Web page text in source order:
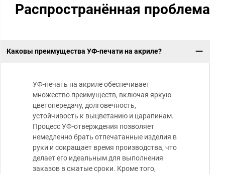
Распространённая проблема
Каковы преимущества УФ-печати на акриле?
УФ-печать на акриле обеспечивает
множество преимуществ, включая яркую
цветопередачу, долговечность,
устойчивость к выцветанию и царапинам.
Процесс УФ-отверждения позволяет
немедленно брать отпечатанные изделия в
руки и сокращает время производства, что
делает его идеальным для выполнения
заказов в сжатые сроки. Кроме того,